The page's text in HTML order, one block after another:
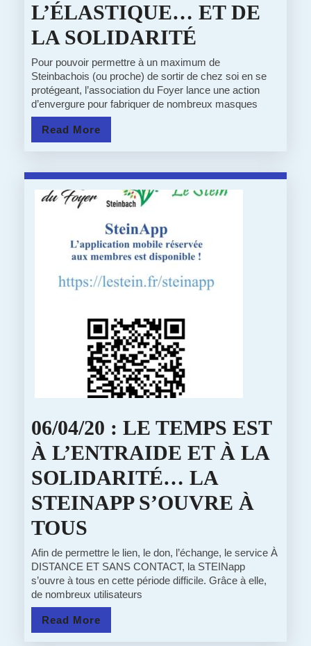
L’ÉLASTIQUE… ET DE
LA SOLIDARITÉ
:
WANTED
!
DES
DU
TISSU,
DU
LA
Pour pouvoir permettre à un maximum de
Steinbachois (ou proche) de sortir de chez soi en se
protégeant, l’association du Foyer lance une action
d’envergure pour fabriquer de nombreux masques
Read More
More
06/04/20 : LE TEMPS EST
À L’ENTRAIDE ET À LA
SOLIDARITÉ… LA
STEINAPP S’OUVRE À
TOUS
:
LE
TEMPS
EST
Afin de permettre le lien, le don, l’échange, le service À
DISTANCE ET SANS CONTACT, la STEINapp
s’ouvre à tous en cette période difficile. Grâce à elle,
de nombreux utilisateurs
Read More
More